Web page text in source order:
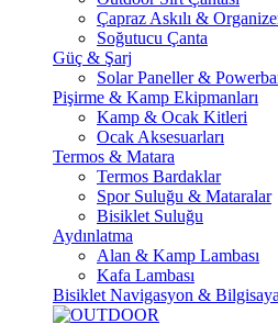
Çapraz Askılı &
Soğutucu Çanta
Güç & Şarj
Solar Paneller &
Pişirme & Kamp Ekipmanları
Kamp & Ocak Kitleri
Ocak Aksesuarları
Termos & Matara
Termos Bardaklar
Spor Suluğu & Mataralar
Bisiklet Suluğu
Aydınlatma
Alan & Kamp Lambası
Kafa Lambası
Bisiklet Navigasyon &